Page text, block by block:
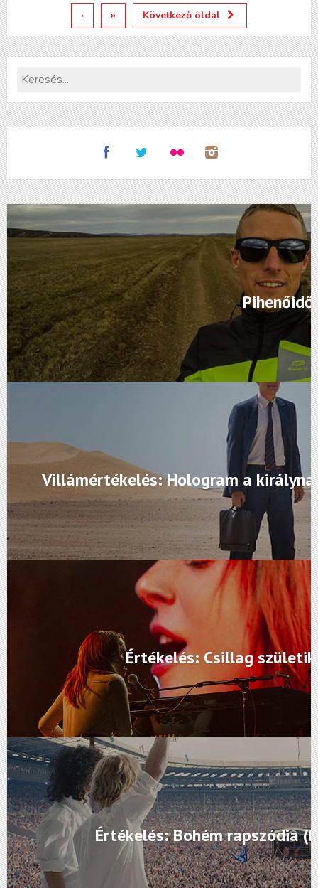
› » Következő oldal
Pihenőidő
Villámértékelés: Hologram a
Értékelés: Csillag
Értékelés: Bohém rapszódia